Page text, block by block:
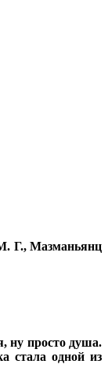
Г., Мазманьянц
ну просто душа.
стала одной из